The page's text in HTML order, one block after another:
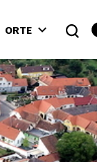
ORTE